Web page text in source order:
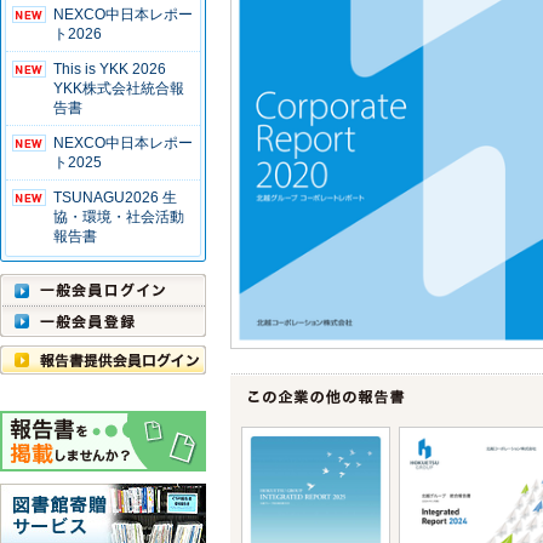
NEXCO中日本レポー
ト2026
This is YKK 2026
YKK株式会社統合報
告書
NEXCO中日本レポー
ト2025
TSUNAGU2026 生
協・環境・社会活動
報告書